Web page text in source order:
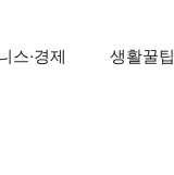
스·경제 생활꿀팁